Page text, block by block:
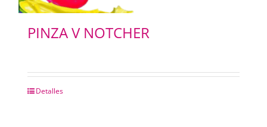
PINZA V NOTCHER
Detalles